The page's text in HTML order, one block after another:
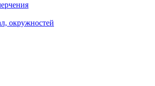
окружностей